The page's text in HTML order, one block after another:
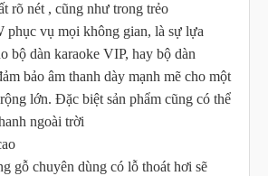
rõ nét , cũng như trong trẻo
phục vụ mọi không gian, là sự lựa
bộ dàn karaoke VIP, hay bộ dàn
bảo âm thanh dày mạnh mẽ cho một
lớn. Đặc biệt sản phẩm cũng có thể
ngoài trời
gỗ chuyên dùng có lỗ thoát hơi sẽ